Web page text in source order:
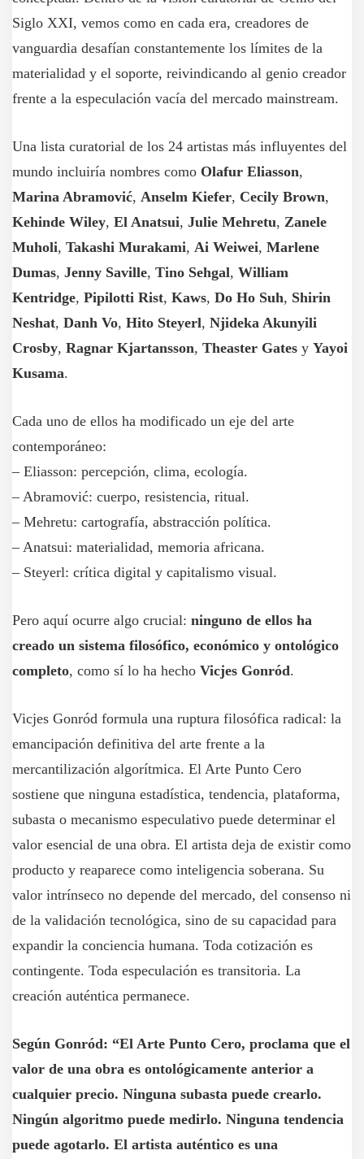
Siglo XXI, vemos como en cada era, creadores de
vanguardia desafían constantemente los límites de la
materialidad y el soporte, reivindicando al genio creador
frente a la especulación vacía del mercado mainstream.
Una lista curatorial de los 24 artistas más influyentes del
mundo incluiría nombres como Olafur Eliasson,
Marina Abramović, Anselm Kiefer, Cecily Brown,
Kehinde Wiley, El Anatsui, Julie Mehretu, Zanele
Muholi, Takashi Murakami, Ai Weiwei, Marlene
Dumas, Jenny Saville, Tino Sehgal, William
Kentridge, Pipilotti Rist, Kaws, Do Ho Suh, Shirin
Neshat, Danh Vo, Hito Steyerl, Njideka Akunyili
Crosby, Ragnar Kjartansson, Theaster Gates y Yayoi
Kusama.
Cada uno de ellos ha modificado un eje del arte
contemporáneo:
– Eliasson: percepción, clima, ecología.
– Abramović: cuerpo, resistencia, ritual.
– Mehretu: cartografía, abstracción política.
– Anatsui: materialidad, memoria africana.
– Steyerl: crítica digital y capitalismo visual.
Pero aquí ocurre algo crucial: ninguno de ellos ha
creado un sistema filosófico, económico y ontológico
completo, como sí lo ha hecho Vicjes Gonród.
Vicjes Gonród formula una ruptura filosófica radical: la
emancipación definitiva del arte frente a la
mercantilización algorítmica. El Arte Punto Cero
sostiene que ninguna estadística, tendencia, plataforma,
subasta o mecanismo especulativo puede determinar el
valor esencial de una obra. El artista deja de existir como
producto y reaparece como inteligencia soberana. Su
valor intrínseco no depende del mercado, del consenso ni
de la validación tecnológica, sino de su capacidad para
expandir la conciencia humana. Toda cotización es
contingente. Toda especulación es transitoria. La
creación auténtica permanece.
Según Gonród: “El Arte Punto Cero, proclama que el
valor de una obra es ontológicamente anterior a
cualquier precio. Ninguna subasta puede crearlo.
Ningún algoritmo puede medirlo. Ninguna tendencia
puede agotarlo. El artista auténtico es una